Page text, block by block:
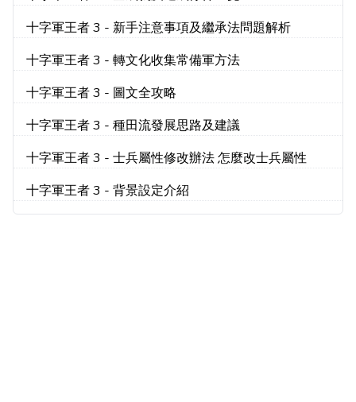
十字軍王者 3 - 新手注意事項及繼承法問題解析
十字軍王者 3 - 轉文化收集常備軍方法
十字軍王者 3 - 圖文全攻略
十字軍王者 3 - 種田流發展思路及建議
十字軍王者 3 - 士兵屬性修改辦法 怎麼改士兵屬性
十字軍王者 3 - 背景設定介紹